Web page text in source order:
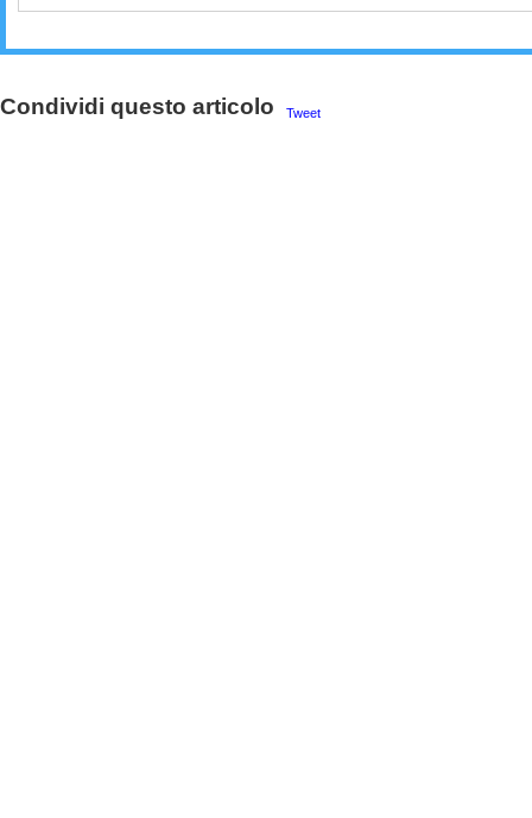
Condividi questo articolo Tweet